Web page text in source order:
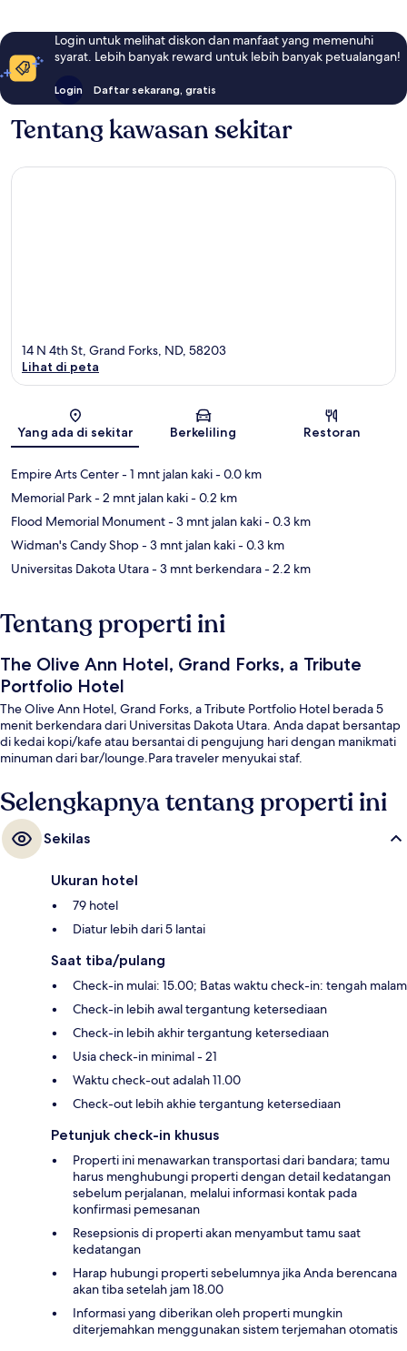
Login untuk melihat diskon dan manfaat yang memenuhi
syarat. Lebih banyak reward untuk lebih banyak petualangan!
Login Daftar sekarang, gratis
Tentang kawasan sekitar
Peta
14 N 4th St, Grand Forks, ND, 58203
Lihat di peta
Yang ada di sekitar Berkeliling Restoran
Empire Arts Center- 1 mnt jalan kaki- 0.0 km
Memorial Park- 2 mnt jalan kaki- 0.2 km
Flood Memorial Monument- 3 mnt jalan kaki- 0.3 km
Widman's Candy Shop- 3 mnt jalan kaki- 0.3 km
Universitas Dakota Utara- 3 mnt berkendara- 2.2 km
Tentang properti ini
The Olive Ann Hotel, Grand Forks, a Tribute
Portfolio Hotel
The Olive Ann Hotel, Grand Forks, a Tribute Portfolio Hotel berada 5
menit berkendara dari Universitas Dakota Utara. Anda dapat bersantap
di kedai kopi/kafe atau bersantai di pengujung hari dengan manikmati
minuman dari bar/lounge.Para traveler menyukai staf.
Selengkapnya tentang properti ini
Sekilas
Ukuran hotel
79 hotel
Diatur lebih dari 5 lantai
Saat tiba/pulang
Check-in mulai: 15.00; Batas waktu check-in: tengah malam
Check-in lebih awal tergantung ketersediaan
Check-in lebih akhir tergantung ketersediaan
Usia check-in minimal - 21
Waktu check-out adalah 11.00
Check-out lebih akhie tergantung ketersediaan
Petunjuk check-in khusus
Properti ini menawarkan transportasi dari bandara; tamu
harus menghubungi properti dengan detail kedatangan
sebelum perjalanan, melalui informasi kontak pada
konfirmasi pemesanan
Resepsionis di properti akan menyambut tamu saat
kedatangan
Harap hubungi properti sebelumnya jika Anda berencana
akan tiba setelah jam 18.00
Informasi yang diberikan oleh properti mungkin
diterjemahkan menggunakan sistem terjemahan otomatis